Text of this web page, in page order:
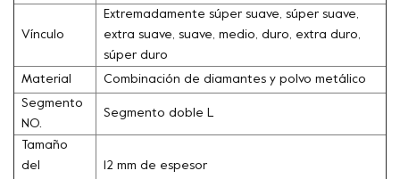
Vínculo
Extremadamente súper suave, súper suave,
extra suave, suave, medio, duro, extra duro,
súper duro
Material Combinación de diamantes y polvo metálico
Segmento
NO.
Segmento doble L
Tamaño
del
12 mm de espesor